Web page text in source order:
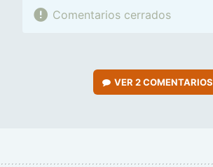
Comentarios cerrados
VER2 COMENTARIOS